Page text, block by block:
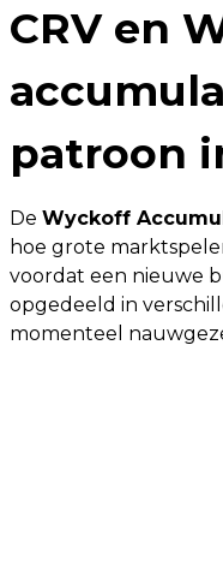
CRV en
patroon
De Wyckoff
hoe grote
voordat een nieuwe
opgedeeld in
momenteel